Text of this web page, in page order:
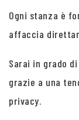
Ogni stanza è
affaccia
Sarai in grado
grazie a una
privacy.